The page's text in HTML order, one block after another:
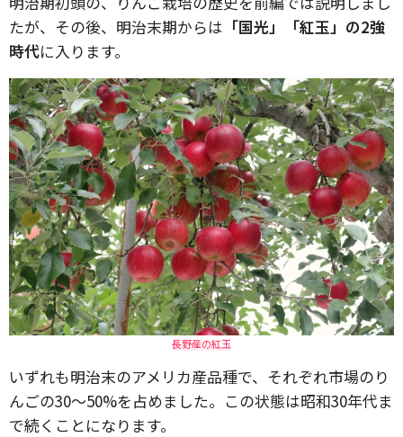
たが、その後、明治末期からは 「国光」「紅玉」の2強
時代に入ります。
長野産の紅玉
いずれも明治末のアメリカ産品種で、それぞれ市場のり
んごの30～50%を占めました。この状態は昭和30年代ま
で続くことになります。